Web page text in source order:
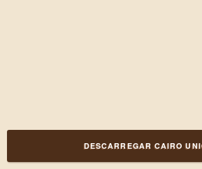
DESCARREGAR CAIRO